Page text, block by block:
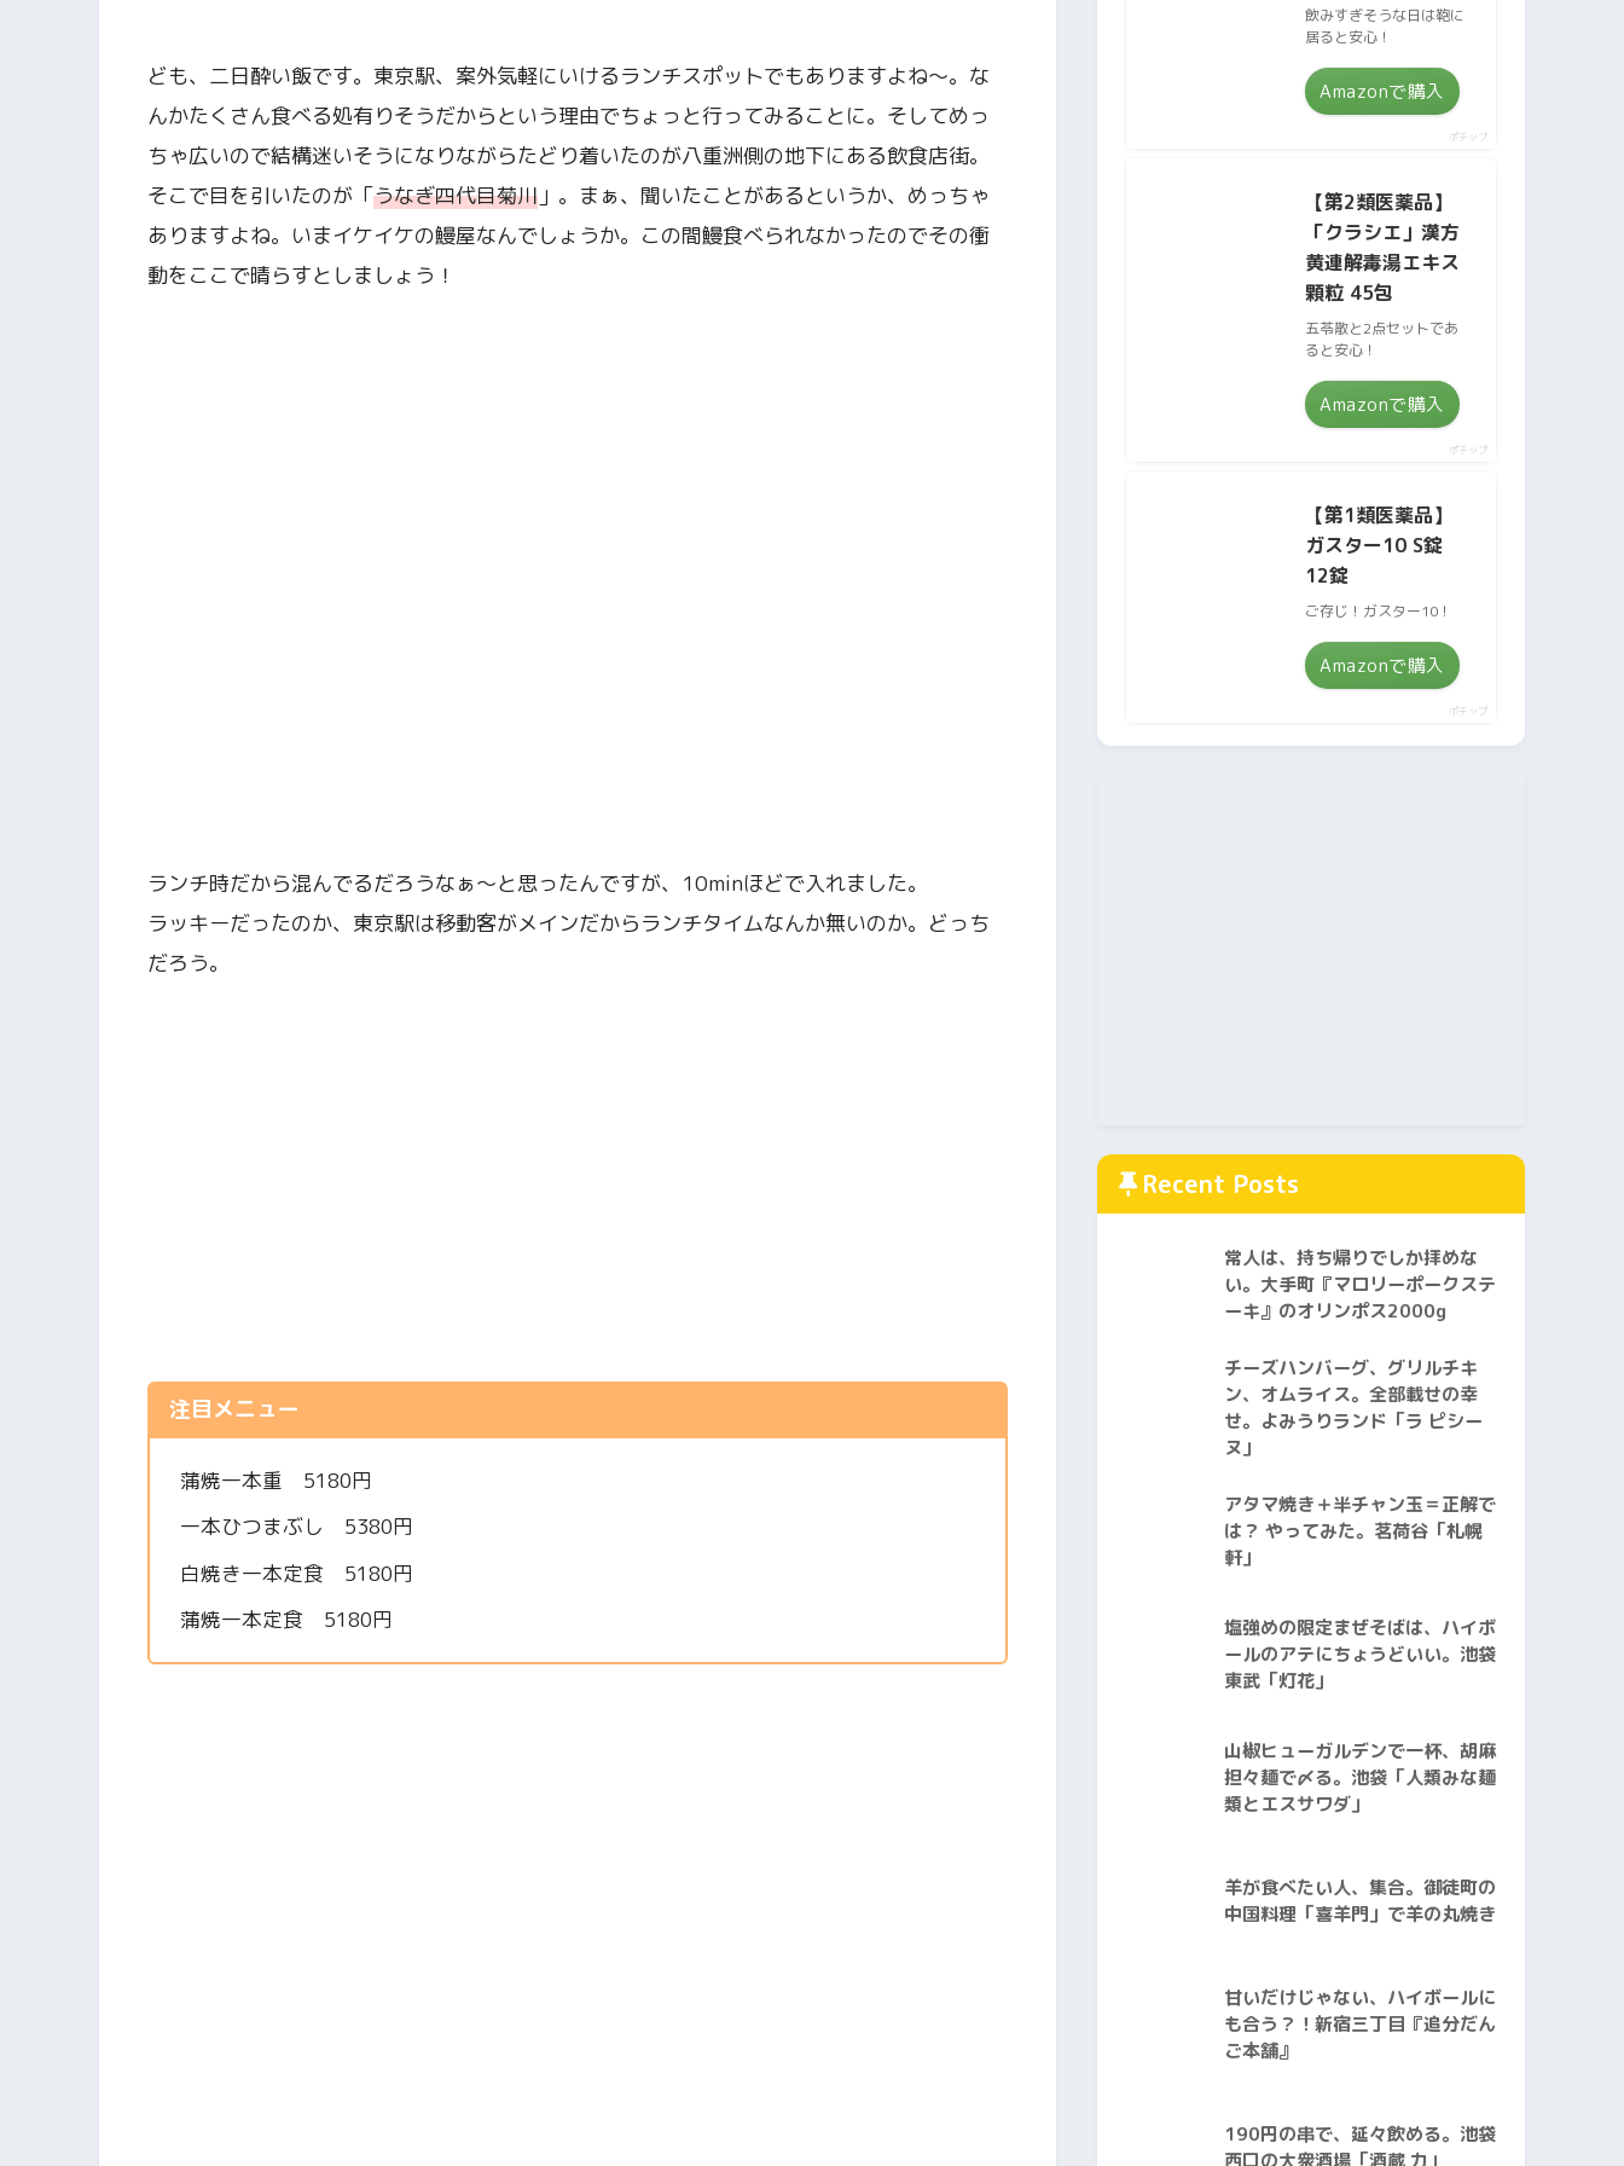
ども、二日酔い飯です。東京駅、案外気軽にいけるランチスポットでもありますよね〜。な
んかたくさん食べる処有りそうだからという理由でちょっと行ってみることに。そしてめっ
ちゃ広いので結構迷いそうになりながらたどり着いたのが八重洲側の地下にある飲食店街。
そこで目を引いたのが「うなぎ四代目菊川 」。まぁ、聞いたことがあるというか、めっちゃ
ありますよね。いまイケイケの鰻屋なんでしょうか。この間鰻食べられなかったのでその衝
動をここで晴らすとしましょう！
ランチ時だから混んでるだろうなぁ〜と思ったんですが、10minほどで入れました。
ラッキーだったのか、東京駅は移動客がメインだからランチタイムなんか無いのか。どっち
だろう。
注目メニュー
蒲焼一本重 5180円
一本ひつまぶし 5380円
白焼き一本定食 5180円
蒲焼一本定食 5180円
飲みすぎそうな日は鞄に
居ると安心！
Amazonで購入
ポチップ
【第2類医薬品】
「クラシエ」漢方
黄連解毒湯エキス
顆粒 45包
五苓散と2点セットであ
ると安心！
Amazonで購入
ポチップ
【第1類医薬品】
ガスター10 S錠
12錠
ご存じ！ガスター10！
Amazonで購入
ポチップ
Recent Posts
常人は、持ち帰りでしか拝めな
い。大手町『マロリーポークステ
ーキ』のオリンポス2000g
チーズハンバーグ、グリルチキ
ン、オムライス。全部載せの幸
せ。よみうりランド「ラ ピシー
ヌ」
アタマ焼き＋半チャン玉＝正解で
は？ やってみた。茗荷谷「札幌
軒」
塩強めの限定まぜそばは、ハイボ
ールのアテにちょうどいい。池袋
東武「灯花」
山椒ヒューガルデンで一杯、胡麻
担々麺で〆る。池袋「人類みな麺
類とエスサワダ」
羊が食べたい人、集合。御徒町の
中国料理「喜羊門」で羊の丸焼き
甘いだけじゃない、ハイボールに
も合う？！新宿三丁目『追分だん
ご本舗』
190円の串で、延々飲める。池袋